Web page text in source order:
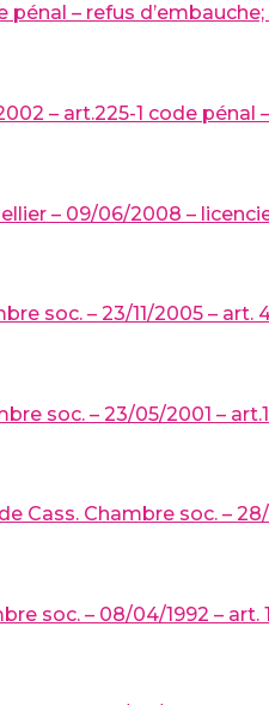
pénal – refus
– art.225-1 code pénal
– 09/06/2008 –
soc. – 23/11/2005 –
soc. – 23/05/2001 –
Cass. Chambre soc. –
soc. – 08/04/1992 –